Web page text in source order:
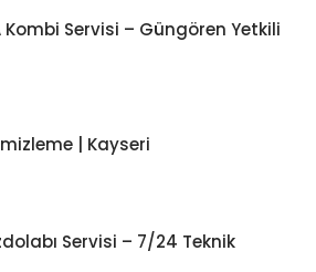
Kombi Servisi – Güngören Yetkili
| Kayseri
Servisi – 7/24 Teknik